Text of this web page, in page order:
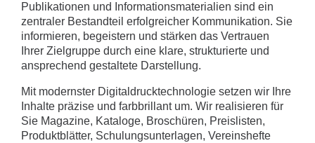
Publikationen und Informationsmaterialien sind ein
zentraler Bestandteil erfolgreicher Kommunikation. Sie
informieren, begeistern und stärken das Vertrauen
Ihrer Zielgruppe durch eine klare, strukturierte und
ansprechend gestaltete Darstellung.
Mit modernster Digitaldrucktechnologie setzen wir Ihre
Inhalte präzise und farbbrillant um. Wir realisieren für
Sie Magazine, Kataloge, Broschüren, Preislisten,
Produktblätter, Schulungsunterlagen, Vereinshefte